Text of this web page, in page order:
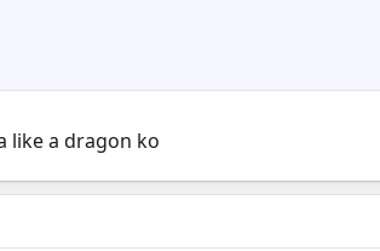
like a dragon ko